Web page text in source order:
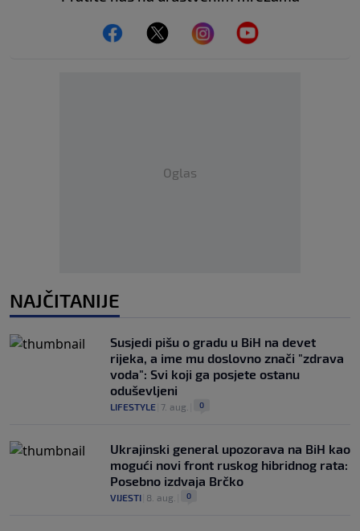
Oglas
NAJČITANIJE
Susjedi pišu o gradu u BiH na devet
rijeka, a ime mu doslovno znači "zdrava
voda": Svi koji ga posjete ostanu
oduševljeni
LIFESTYLE 7. aug. 0
Ukrajinski general upozorava na BiH kao
mogući novi front ruskog hibridnog rata:
Posebno izdvaja Brčko
VIJESTI 8. aug. 0